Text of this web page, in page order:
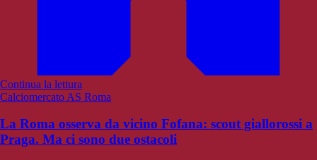
Continua la lettura
Calciomercato AS Roma
La Roma osserva da vicino Fofana: scout giallorossi a
Praga. Ma ci sono due ostacoli